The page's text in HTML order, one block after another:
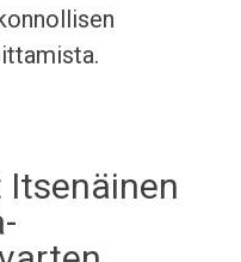
Itsenäinen